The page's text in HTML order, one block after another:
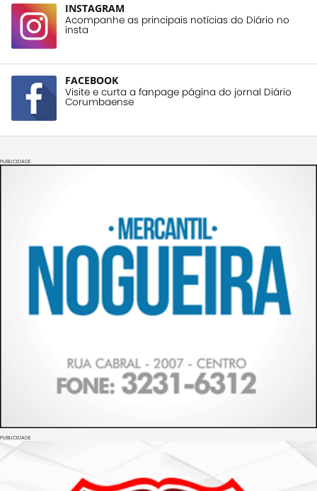
INSTAGRAM
Acompanhe as principais notícias do Diário no
insta
FACEBOOK
Visite e curta a fanpage página do jornal Diário
Corumbaense
PUBLICIDADE
PUBLICIDADE